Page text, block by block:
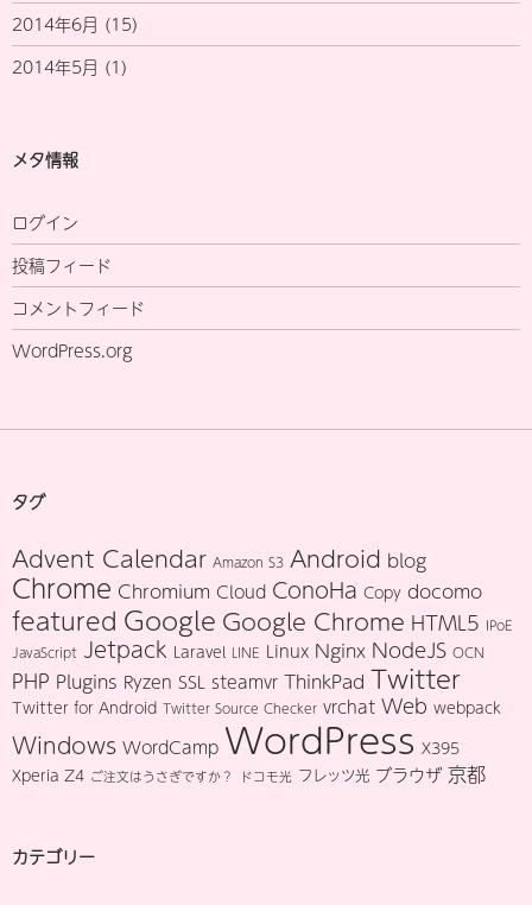
2014年6月 (15)
2014年5月 (1)
メタ情報
ログイン
投稿フィード
コメントフィード
WordPress.org
タグ
Advent Calendar Amazon S3 Android blog
Chrome Chromium Cloud ConoHa Copy docomo
featured Google Google Chrome HTML5 IPoE
JavaScript Jetpack Laravel LINE Linux Nginx NodeJS OCN
PHP Plugins Ryzen SSL steamvr ThinkPad Twitter
Twitter for Android Twitter Source Checker vrchat Web webpack
Windows WordCamp WordPress X395
Xperia Z4 ご注文はうさぎですか？ ドコモ光 フレッツ光 ブラウザ 京都
カテゴリー